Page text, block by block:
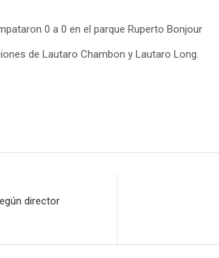
0 a 0 en el parque Ruperto Bonjour
de Lautaro Chambon y Lautaro Long.
director